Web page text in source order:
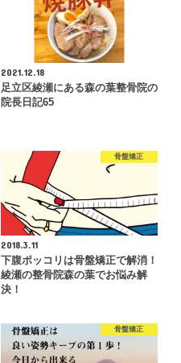
2021.12.18
足立区綾瀬にある森の葉整骨院の
院長日記65
骨盤矯正
2018.3.11
下腹ポッコリは骨盤矯正で解消！
綾瀬の整骨院森の葉でお悩み解
決！
骨盤矯正